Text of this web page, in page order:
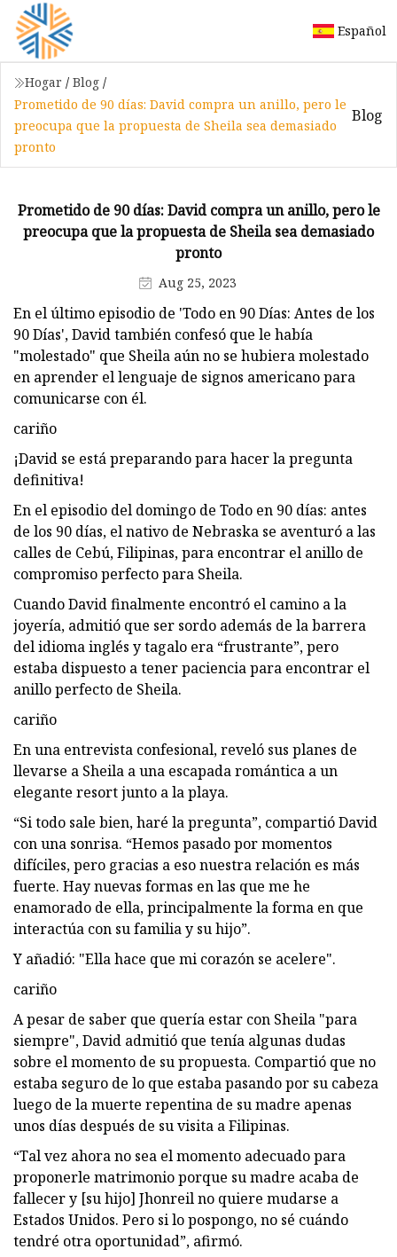
Español
Hogar / Blog /
Prometido de 90 días: David compra un anillo, pero le
preocupa que la propuesta de Sheila sea demasiado
pronto
Blog
Prometido de 90 días: David compra un anillo, pero le
preocupa que la propuesta de Sheila sea demasiado
pronto
Aug 25, 2023
En el último episodio de 'Todo en 90 Días: Antes de los
90 Días', David también confesó que le había
"molestado" que Sheila aún no se hubiera molestado
en aprender el lenguaje de signos americano para
comunicarse con él.
cariño
¡David se está preparando para hacer la pregunta
definitiva!
En el episodio del domingo de Todo en 90 días: antes
de los 90 días, el nativo de Nebraska se aventuró a las
calles de Cebú, Filipinas, para encontrar el anillo de
compromiso perfecto para Sheila.
Cuando David finalmente encontró el camino a la
joyería, admitió que ser sordo además de la barrera
del idioma inglés y tagalo era “frustrante”, pero
estaba dispuesto a tener paciencia para encontrar el
anillo perfecto de Sheila.
cariño
En una entrevista confesional, reveló sus planes de
llevarse a Sheila a una escapada romántica a un
elegante resort junto a la playa.
“Si todo sale bien, haré la pregunta”, compartió David
con una sonrisa. “Hemos pasado por momentos
difíciles, pero gracias a eso nuestra relación es más
fuerte. Hay nuevas formas en las que me he
enamorado de ella, principalmente la forma en que
interactúa con su familia y su hijo”.
Y añadió: "Ella hace que mi corazón se acelere".
cariño
A pesar de saber que quería estar con Sheila "para
siempre", David admitió que tenía algunas dudas
sobre el momento de su propuesta. Compartió que no
estaba seguro de lo que estaba pasando por su cabeza
luego de la muerte repentina de su madre apenas
unos días después de su visita a Filipinas.
“Tal vez ahora no sea el momento adecuado para
proponerle matrimonio porque su madre acaba de
fallecer y [su hijo] Jhonreil no quiere mudarse a
Estados Unidos. Pero si lo pospongo, no sé cuándo
tendré otra oportunidad”, afirmó.